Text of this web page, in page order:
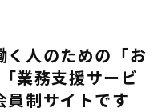
く人のための 「お
業務支援サービ
員制サイトです